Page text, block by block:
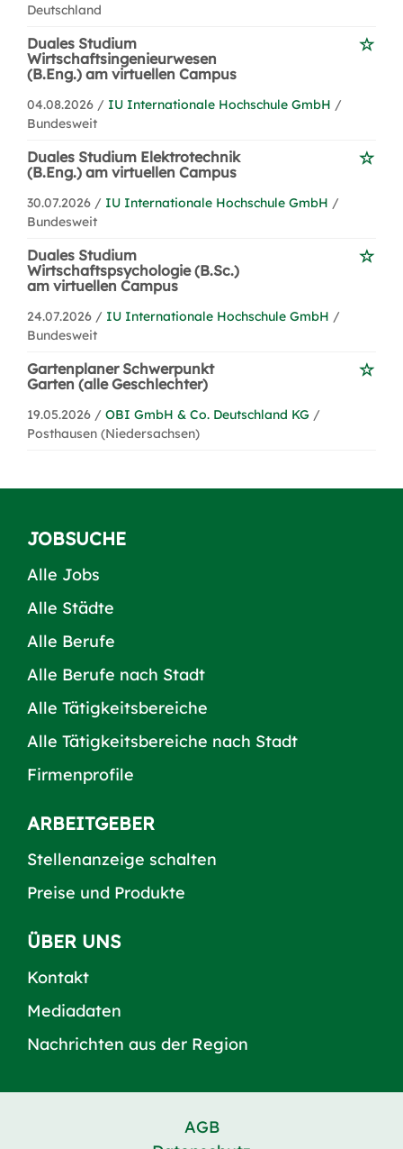
Deutschland
Duales Studium
Wirtschaftsingenieurwesen
(B.Eng.) am virtuellen Campus
04.08.2026 / IU Internationale Hochschule GmbH /
Bundesweit
Duales Studium Elektrotechnik
(B.Eng.) am virtuellen Campus
30.07.2026 / IU Internationale Hochschule GmbH /
Bundesweit
Duales Studium
Wirtschaftspsychologie (B.Sc.)
am virtuellen Campus
24.07.2026 / IU Internationale Hochschule GmbH /
Bundesweit
Gartenplaner Schwerpunkt
Garten (alle Geschlechter)
19.05.2026 / OBI GmbH & Co. Deutschland KG /
Posthausen (Niedersachsen)
JOBSUCHE
Alle Jobs
Alle Städte
Alle Berufe
Alle Berufe nach Stadt
Alle Tätigkeitsbereiche
Alle Tätigkeitsbereiche nach Stadt
Firmenprofile
ARBEITGEBER
Stellenanzeige schalten
Preise und Produkte
ÜBER UNS
Kontakt
Mediadaten
Nachrichten aus der Region
AGB